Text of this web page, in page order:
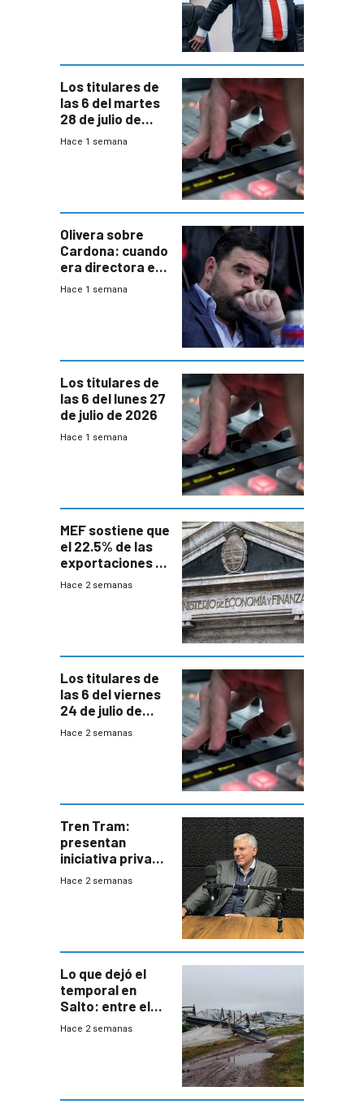
Los titulares de
las 6 del martes
28 de julio de
2026
Hace 1 semana
Olivera sobre
Cardona: cuando
era directora en
UTE “no era muy
Hace 1 semana
Los titulares de
las 6 del lunes 27
de julio de 2026
Hace 1 semana
MEF sostiene que
el 22.5% de las
exportaciones a
EE.UU se verán
Hace 2 semanas
Los titulares de
las 6 del viernes
24 de julio de
2026
Hace 2 semanas
Tren Tram:
presentan
iniciativa privada
para una red de
Hace 2 semanas
Lo que dejó el
temporal en
Salto: entre el
impacto
Hace 2 semanas